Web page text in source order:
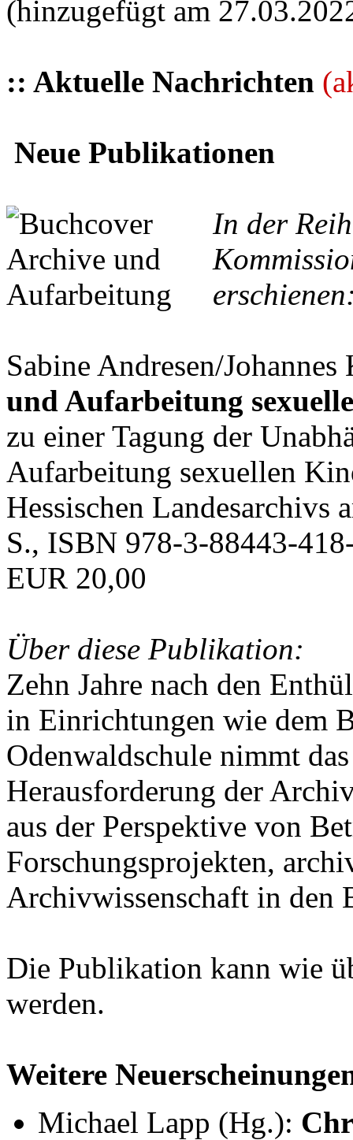
(hinzugefügt am
:: Aktuelle Nachrichten
Neue Publikationen
In der
Sabine Andresen/
und Aufarbeitung
zu einer Tagung der
Aufarbeitung sexuellen
Hessischen Landesarchivs
S., ISBN 978-3-88443-
EUR 20,00
Über diese Publikation:
Zehn Jahre nach den
in Einrichtungen wie dem
Odenwaldschule nimmt
Herausforderung der
aus der Perspektive von
Forschungsprojekten,
Archivwissenschaft in den
Die Publikation kann wie
werden.
Weitere
Michael Lapp (Hg.):